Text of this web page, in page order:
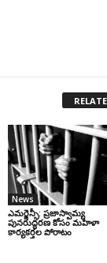
News
ఎమర్జెన్సీ: ప్రజాస్వామ్య
పునరుద్ధరణ కోసం మహిళా
కార్యకర్తల పోరాటం